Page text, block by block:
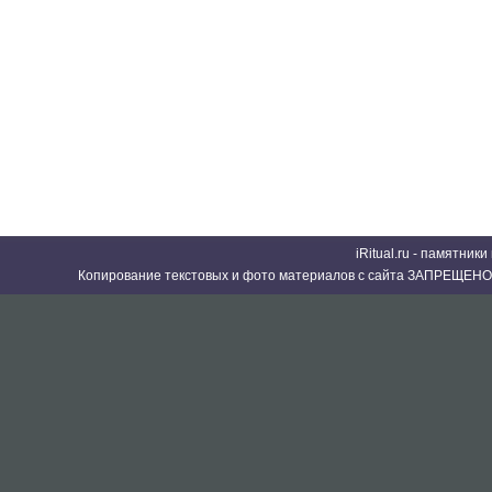
iRitual.ru -
Копирование текстовых и фото материалов с сайта